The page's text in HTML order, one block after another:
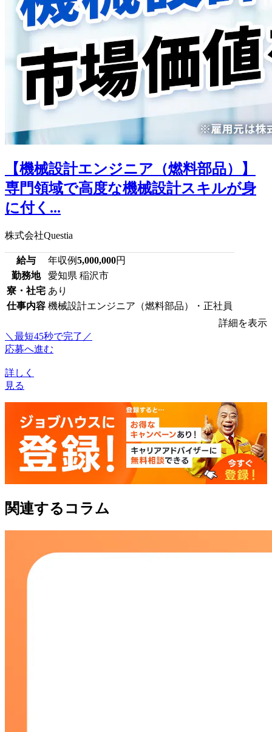
【機械設計エンジニア（燃料部品）】
専門領域で高度な機械設計スキルが身
に付く...
株式会社Questia
給与 年収例5,000,000円
勤務地
愛知県 稲沢市
寮・社宅 あり
仕事内容 機械設計エンジニア（燃料部品）・正社員
詳細を表示
＼最短45秒で完了／
応募へ進む
詳しく
見る
関連するコラム